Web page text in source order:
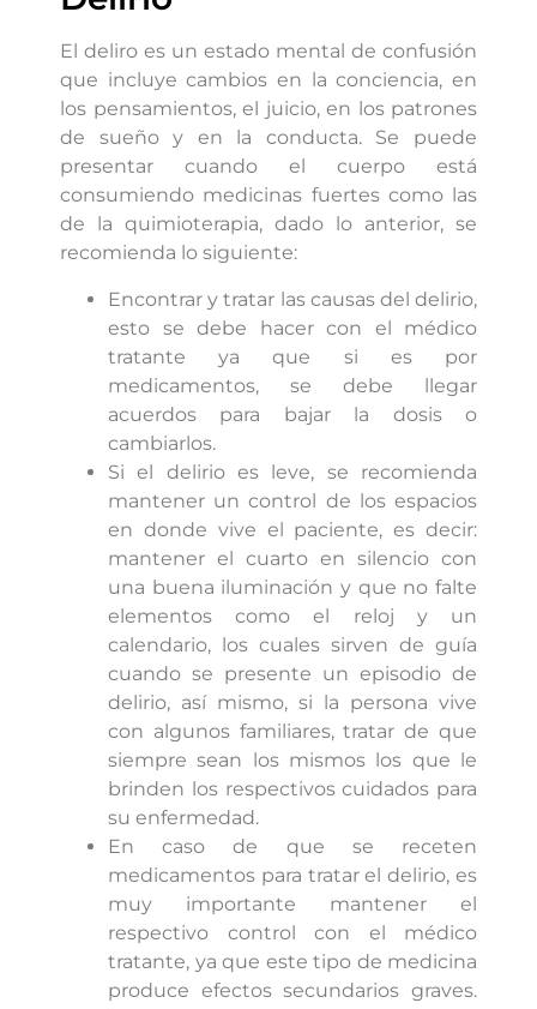
El deliro es un estado mental de confusión
que incluye cambios en la conciencia, en
los pensamientos, el juicio, en los patrones
de sueño y en la conducta. Se puede
presentar cuando el cuerpo está
consumiendo medicinas fuertes como las
de la quimioterapia, dado lo anterior, se
recomienda lo siguiente:
Encontrar y tratar las causas del delirio,
esto se debe hacer con el médico
tratante ya que si es por
medicamentos, se debe llegar
acuerdos para bajar la dosis o
cambiarlos.
Si el delirio es leve, se recomienda
mantener un control de los espacios
en donde vive el paciente, es decir:
mantener el cuarto en silencio con
una buena iluminación y que no falte
elementos como el reloj y un
calendario, los cuales sirven de guía
cuando se presente un episodio de
delirio, así mismo, si la persona vive
con algunos familiares, tratar de que
siempre sean los mismos los que le
brinden los respectivos cuidados para
su enfermedad.
En caso de que se receten
medicamentos para tratar el delirio, es
muy importante mantener el
respectivo control con el médico
tratante, ya que este tipo de medicina
produce efectos secundarios graves.